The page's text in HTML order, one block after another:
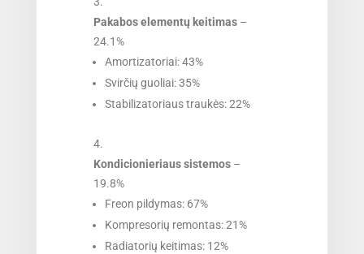
Pakabos elementų keitimas–
24.1%
Amortizatoriai: 43%
Svirčių guoliai: 35%
Stabilizatoriaus traukės: 22%
Kondicionieriaus sistemos–
19.8%
Freon pildymas: 67%
Kompresorių remontas: 21%
Radiatorių keitimas: 12%